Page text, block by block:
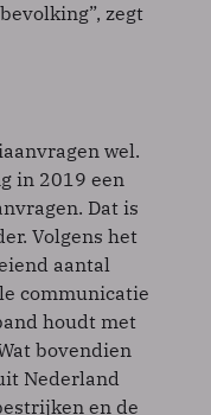
zegt
wel.
in 2019 een
Dat is
Volgens het
aantal
communicatie
houdt met
bovendien
Nederland
en de